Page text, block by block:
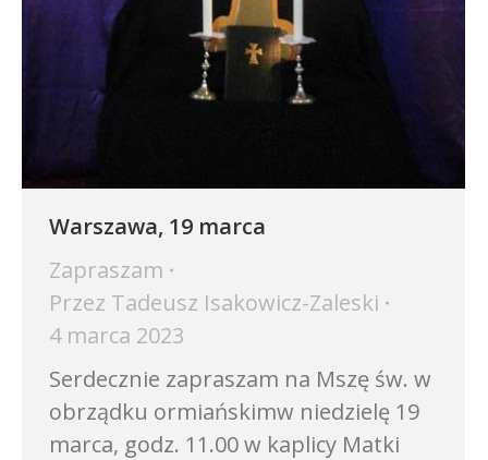
Warszawa, 19 marca
Zapraszam
Przez Tadeusz Isakowicz-Zaleski
4 marca 2023
Serdecznie zapraszam na Mszę św. w
obrządku ormiańskimw niedzielę 19
marca, godz. 11.00 w kaplicy Matki